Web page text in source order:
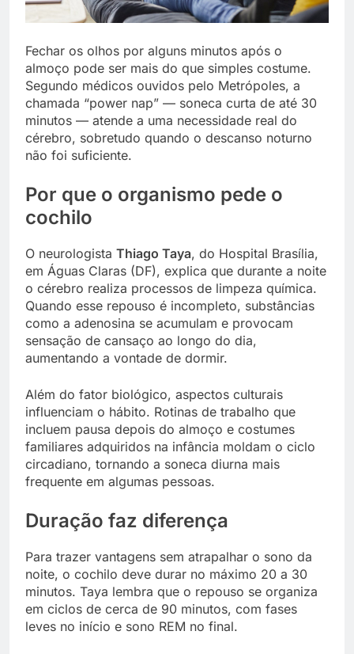
Fechar os olhos por alguns minutos após o
almoço pode ser mais do que simples costume.
Segundo médicos ouvidos pelo Metrópoles, a
chamada “power nap” — soneca curta de até 30
minutos — atende a uma necessidade real do
cérebro, sobretudo quando o descanso noturno
não foi suficiente.
Por que o organismo pede o
cochilo
O neurologista Thiago Taya, do Hospital Brasília,
em Águas Claras (DF), explica que durante a noite
o cérebro realiza processos de limpeza química.
Quando esse repouso é incompleto, substâncias
como a adenosina se acumulam e provocam
sensação de cansaço ao longo do dia,
aumentando a vontade de dormir.
Além do fator biológico, aspectos culturais
influenciam o hábito. Rotinas de trabalho que
incluem pausa depois do almoço e costumes
familiares adquiridos na infância moldam o ciclo
circadiano, tornando a soneca diurna mais
frequente em algumas pessoas.
Duração faz diferença
Para trazer vantagens sem atrapalhar o sono da
noite, o cochilo deve durar no máximo 20 a 30
minutos. Taya lembra que o repouso se organiza
em ciclos de cerca de 90 minutos, com fases
leves no início e sono REM no final.